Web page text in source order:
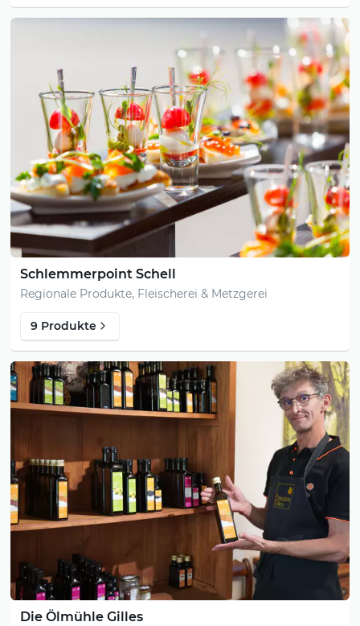
Schlemmerpoint Schell
Regionale Produkte, Fleischerei & Metzgerei
9 Produkte
Die Ölmühle Gilles